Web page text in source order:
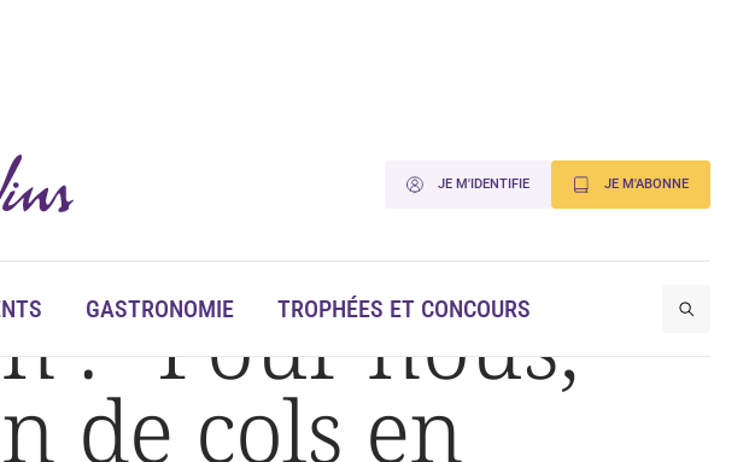
JE M'IDENTIFIE JE M'ABONNE
GASTRONOMIE TROPHÉES ET CONCOURS
: “Pour nous,
de cols en